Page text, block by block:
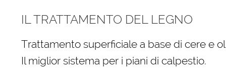
IL TRATTAMENTO DEL LEGNO
Trattamento superficiale a base di cere e
Il miglior sistema per i piani di calpestio.